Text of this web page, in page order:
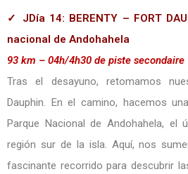
✓ JDía 14: BERENTY – FORT
nacional de Andohahela
93 km – 04h/4h30 de piste secondaire
Tras el desayuno, retomamos
Dauphin. En el camino, hacemos
Parque Nacional de Andohahela, el
región sur de la isla. Aquí, nos
fascinante recorrido para descubrir